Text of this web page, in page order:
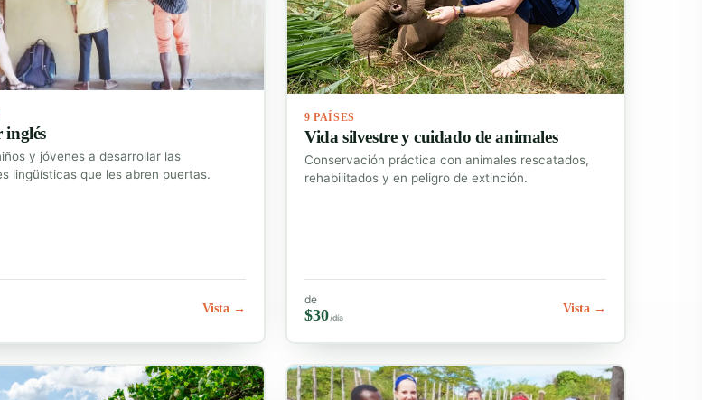
inglés
y jóvenes a desarrollar las
lingüísticas que les abren puertas.
Vista →
9 PAÍSES
Vida silvestre y cuidado de animales
Conservación práctica con animales rescatados,
rehabilitados y en peligro de extinción.
de
$30/día
Vista →